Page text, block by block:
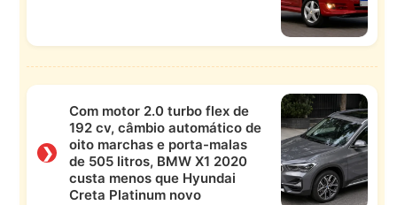
❯
Com motor 2.0 turbo flex de
192 cv, câmbio automático de
oito marchas e porta-malas
de 505 litros, BMW X1 2020
custa menos que Hyundai
Creta Platinum novo